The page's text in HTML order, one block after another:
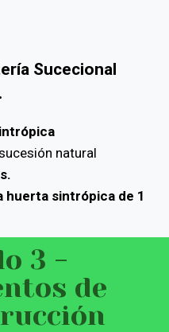
Sucecional
natural
huerta sintrópica de 1
3 -
de